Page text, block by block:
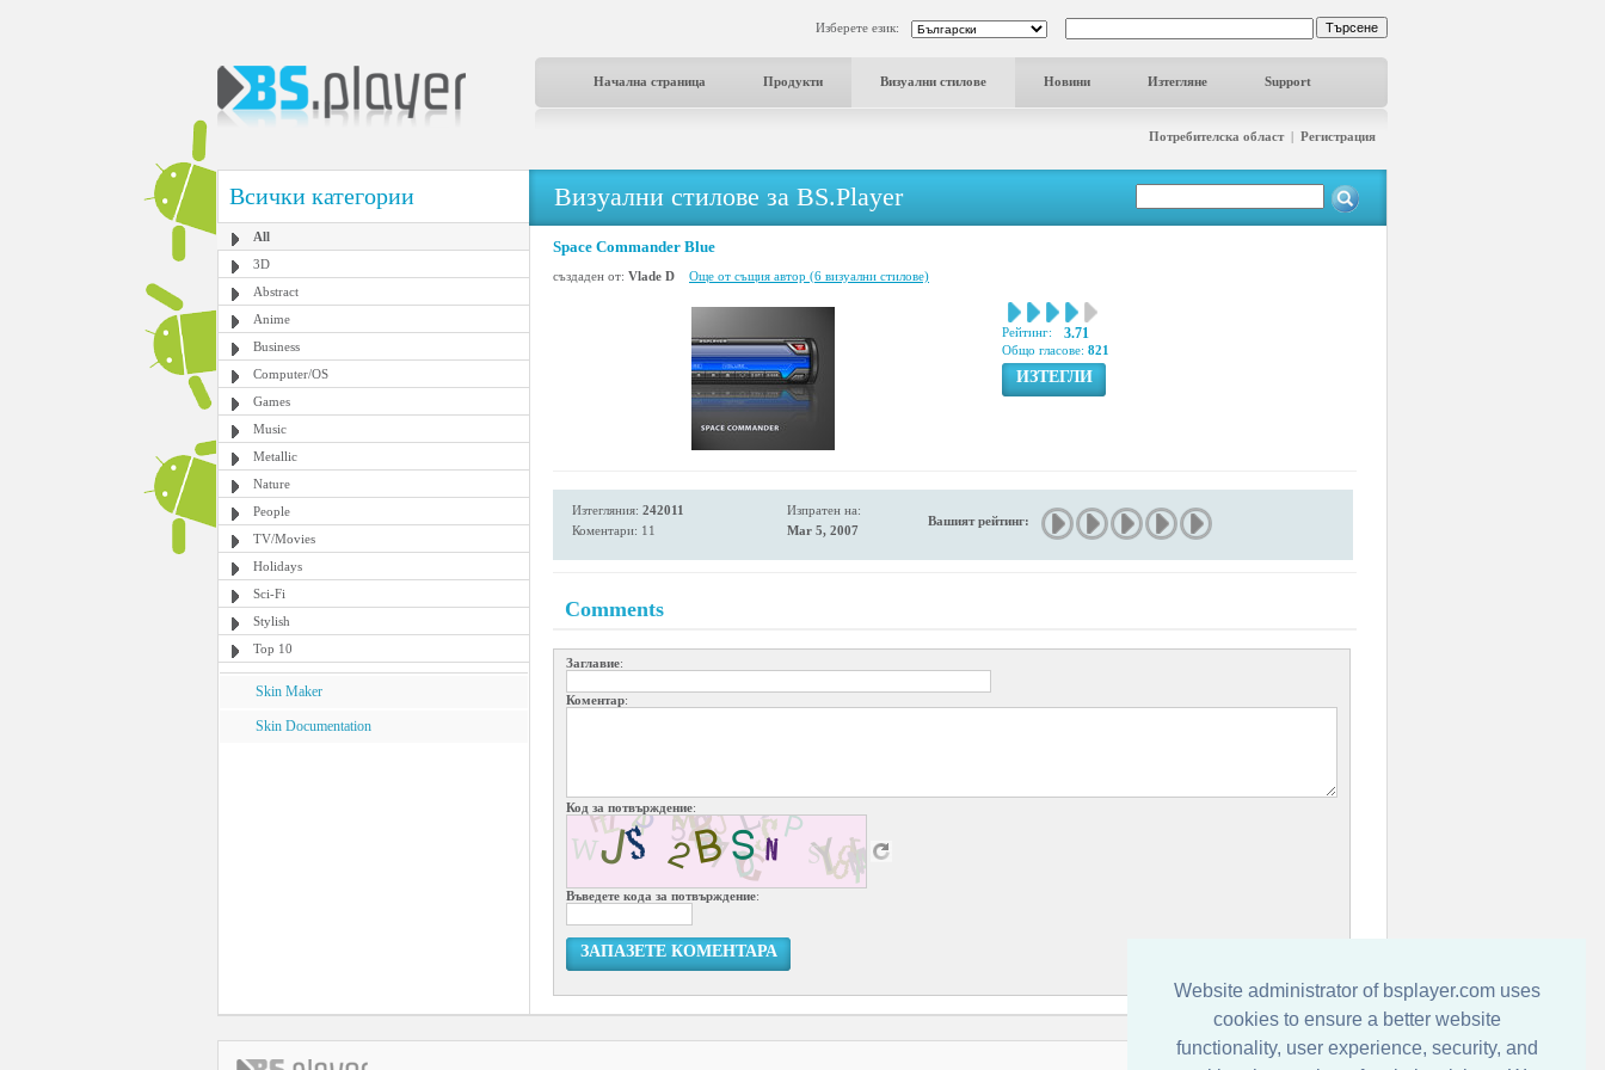
Website administrator of bsplayer.com uses
cookies to ensure a better website
functionality, user experience, security, and
Изберете език:
Начална страница Продукти Визуални стилове Новини Изтегляне Support
Потребителска област| Регистрация
Всички категории
All
3D
Abstract
Anime
Business
Computer/OS
Games
Music
Metallic
Nature
People
TV/Movies
Holidays
Sci-Fi
Stylish
Top 10
Skin Maker
Skin Documentation
Визуални стилове за BS.Player
Space Commander Blue
създаден от: Vlade D Още от същия автор (6 визуални стилове)
Рейтинг: 3.71
Общо гласове: 821
ИЗТЕГЛИ
Изтегляния: 242011
Коментари: 11
Изпратен на:
Mar 5, 2007
Вашият рейтинг:
Comments
Заглавие:
Коментар:
Код за потвърждение:
Въведете кода за потвърждение:
ЗАПАЗЕТЕ КОМЕНТАРА